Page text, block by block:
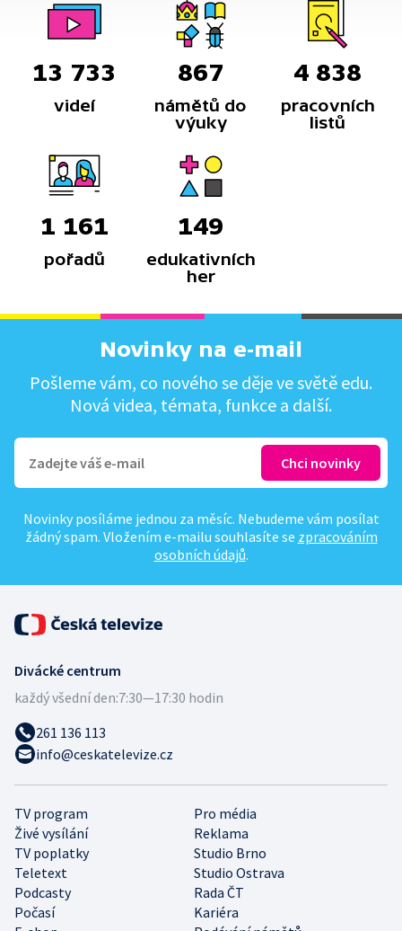
13 733
videí
867
námětů do
výuky
4 838
pracovních
listů
1 161
pořadů
149
edukativních
her
Novinky na e-mail
Pošleme vám, co nového se děje ve světě edu.
Nová videa, témata, funkce a další.
Novinky posíláme jednou za měsíc. Nebudeme vám posílat
žádný spam. Vložením e-mailu souhlasíte se zpracováním
osobních údajů.